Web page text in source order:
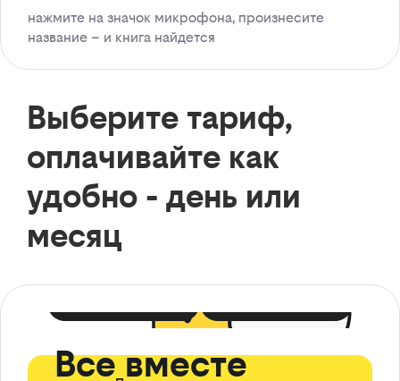
нажмите на значок микрофона, произнесите
название – и книга найдется
Выберите тариф,
оплачивайте как
удобно - день или
месяц
Все вместе